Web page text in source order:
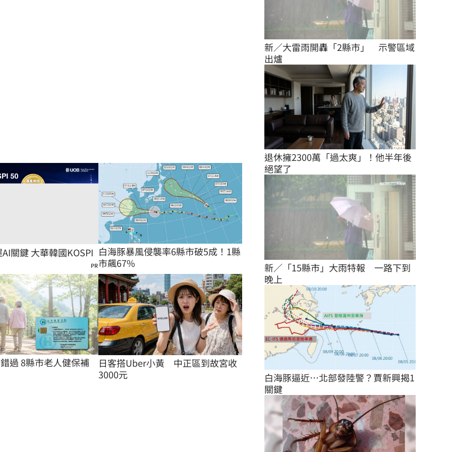
關鍵 大華韓國KOSPI
PR
白海豚暴風侵襲率6縣市破5成！1縣
市飆67%
過 8縣市老人健保補
日客搭Uber小黃　中正區到故宮收
3000元
新／大雷雨開轟「2縣市」　示警區域
出爐
退休擁2300萬「過太爽」！他半年後
絕望了
新／「15縣市」大雨特報　一路下到
晚上
白海豚逼近…北部發陸警？賈新興揭1
關鍵